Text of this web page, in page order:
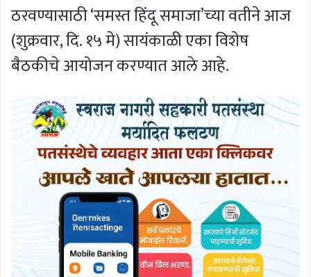
ठरवण्यासाठी ‘समस्त हिंदू समाजा’च्या वतीने आज
(शुक्रवार, दि. १५ मे) सायंकाळी एका विशेष
बैठकीचे आयोजन करण्यात आले आहे.